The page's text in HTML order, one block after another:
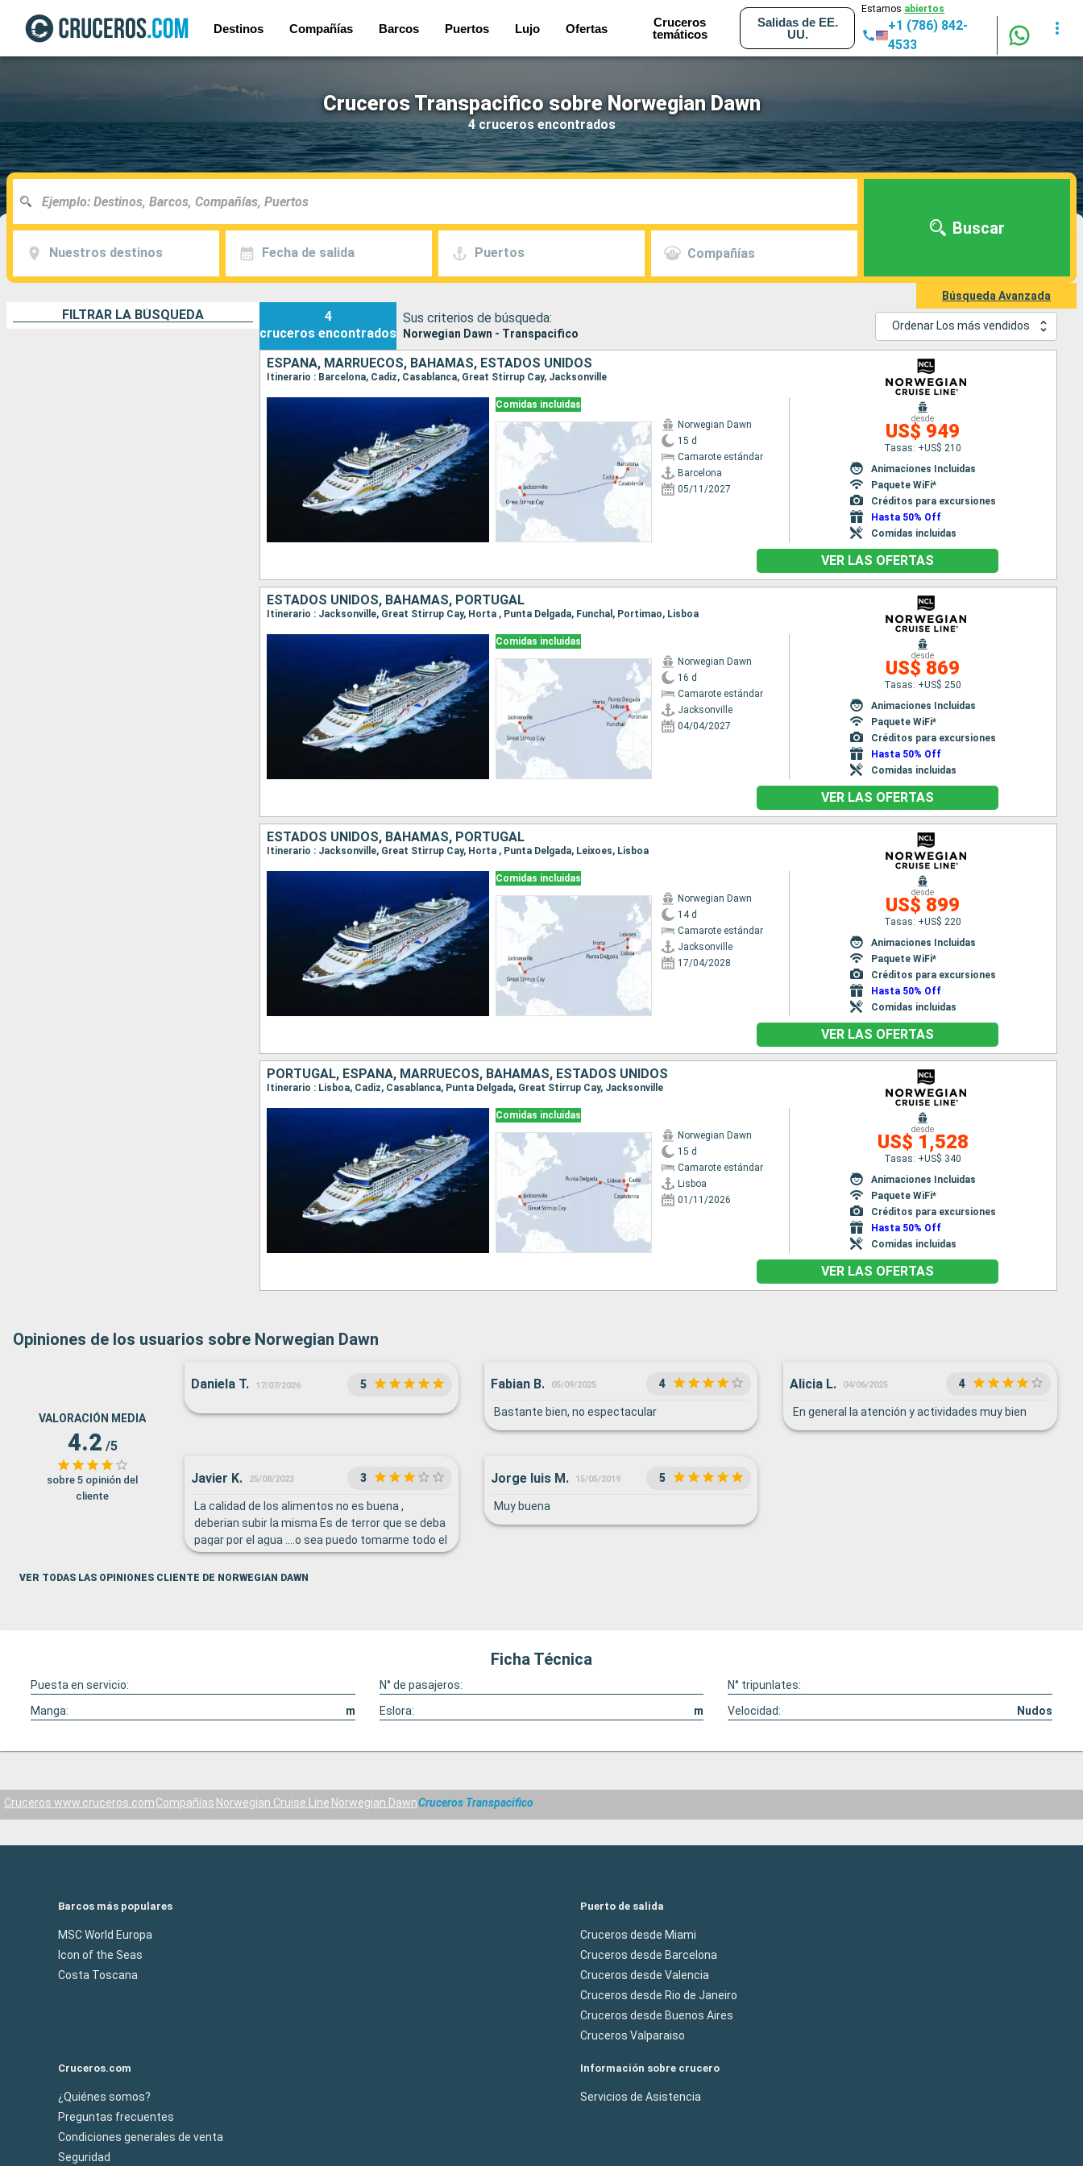
Destinos Compañías Barcos Puertos Lujo Ofertas
Cruceros
temáticos
Salidas de EE.
UU.
Estamos abiertos
+1 (786) 842-
4533
Cruceros Transpacifico sobre Norwegian Dawn
4 cruceros encontrados
Nuestros destinos Fecha de salida Puertos Compañías
Buscar
Búsqueda Avanzada
FILTRAR LA BÚSQUEDA
4
cruceros encontrados
Sus criterios de búsqueda:
Norwegian Dawn - Transpacifico
Ordenar Los más vendidos
ESPAÑA, MARRUECOS, BAHAMAS, ESTADOS UNIDOS
Itinerario : Barcelona, Cadiz, Casablanca, Great Stirrup Cay, Jacksonville
Comidas incluidas
Norwegian Dawn
15 d
Camarote estándar
Barcelona
05/11/2027
desde
US$ 949
Tasas: +US$ 210
Animaciones Incluidas
Paquete WiFi*
Créditos para excursiones
Hasta 50% Off
Comidas incluidas
VER LAS OFERTAS
ESTADOS UNIDOS, BAHAMAS, PORTUGAL
Itinerario : Jacksonville, Great Stirrup Cay, Horta , Punta Delgada, Funchal, Portimao, Lisboa
Comidas incluidas
Norwegian Dawn
16 d
Camarote estándar
Jacksonville
04/04/2027
desde
US$ 869
Tasas: +US$ 250
Animaciones Incluidas
Paquete WiFi*
Créditos para excursiones
Hasta 50% Off
Comidas incluidas
VER LAS OFERTAS
ESTADOS UNIDOS, BAHAMAS, PORTUGAL
Itinerario : Jacksonville, Great Stirrup Cay, Horta , Punta Delgada, Leixoes, Lisboa
Comidas incluidas
Norwegian Dawn
14 d
Camarote estándar
Jacksonville
17/04/2028
desde
US$ 899
Tasas: +US$ 220
Animaciones Incluidas
Paquete WiFi*
Créditos para excursiones
Hasta 50% Off
Comidas incluidas
VER LAS OFERTAS
PORTUGAL, ESPAÑA, MARRUECOS, BAHAMAS, ESTADOS UNIDOS
Itinerario : Lisboa, Cadiz, Casablanca, Punta Delgada, Great Stirrup Cay, Jacksonville
Comidas incluidas
Norwegian Dawn
15 d
Camarote estándar
Lisboa
01/11/2026
desde
US$ 1,528
Tasas: +US$ 340
Animaciones Incluidas
Paquete WiFi*
Créditos para excursiones
Hasta 50% Off
Comidas incluidas
VER LAS OFERTAS
Opiniones de los usuarios sobre Norwegian Dawn
VALORACIÓN MEDIA
4.2 /5
sobre 5 opinión del
cliente
Daniela T. 17/07/2026 5 Fabian B. 05/09/2025 4
Bastante bien, no espectacular
Alicia L. 04/06/2025 4
En general la atención y actividades muy bien
Javier K. 25/08/2023 3
La calidad de los alimentos no es buena ,
deberian subir la misma Es de terror que se deba
pagar por el agua ....o sea puedo tomarme todo el
alchol que quiera , pero si quiero una botella de
agua para tomar a la noche en el camarote , hay
mal " Se supone que si uno paga ( y no poca plata
) , el servicio deberia ser acorde
Jorge luis M. 15/05/2019 5
Muy buena
VER TODAS LAS OPINIONES CLIENTE DE NORWEGIAN DAWN
Ficha Técnica
Puesta en servicio: N° de pasajeros:
N° tripunlates:
Manga:
m Eslora: m Velocidad: Nudos
Cruceros www.cruceros.comCompañías Norwegian Cruise Line Norwegian DawnCruceros Transpacifico
Barcos más populares
MSC World Europa
Icon of the Seas
Costa Toscana
Puerto de salida
Cruceros desde Miami
Cruceros desde Barcelona
Cruceros desde Valencia
Cruceros desde Rio de Janeiro
Cruceros desde Buenos Aires
Cruceros Valparaiso
Cruceros.com
¿Quiénes somos?
Preguntas frecuentes
Condiciones generales de venta
Seguridad
Información sobre crucero
Servicios de Asistencia